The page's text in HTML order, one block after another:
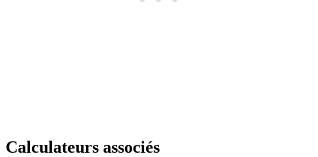
Calculateurs associés